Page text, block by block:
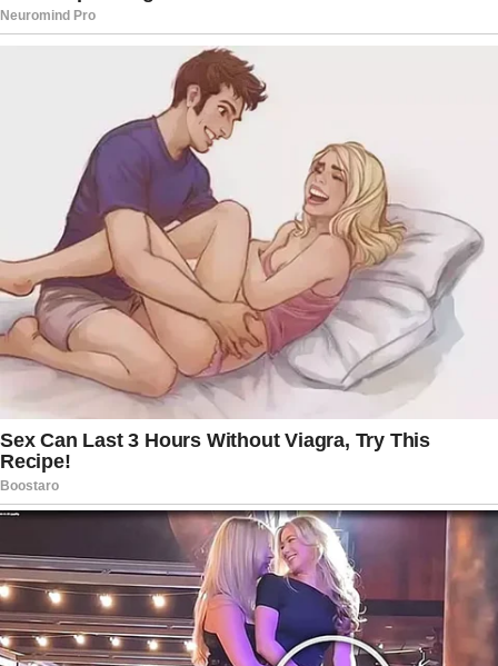
situação, a quantia necessária foi alcançada.
Com isso, os familiares conseguiram organizar o
velório e o sepultamento na cidade onde ela
construiu grande parte de sua história e mantém
laços afetivos importantes.
A Polícia Civil segue investigando as
circunstâncias do acidente. O caso foi registrado
inicialmente como homicídio culposo na direção
de veículo automotor, situação em que não
existe intenção de provocar o resultado.
Informações preliminares apontam que o carro
envolvido era conduzido por uma mulher e
transportava também um passageiro.
A repercussão da perda ultrapassou as fronteiras
da cidade. A Universidade Interamericana,
instituição onde Maria Caroline cursava